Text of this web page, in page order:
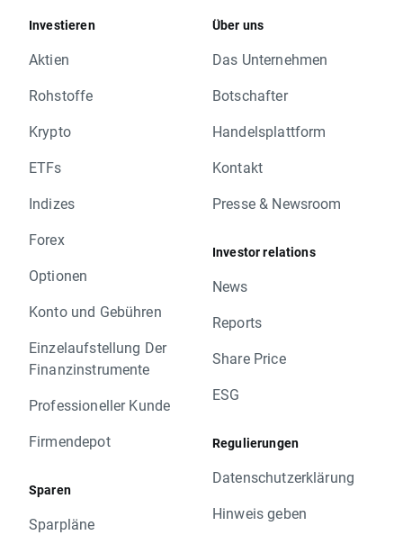
Investieren
Aktien
Rohstoffe
Krypto
ETFs
Indizes
Forex
Optionen
Konto und Gebühren
Einzelaufstellung Der
Finanzinstrumente
Professioneller Kunde
Firmendepot
Sparen
Sparpläne
Über uns
Das Unternehmen
Botschafter
Handelsplattform
Kontakt
Presse & Newsroom
Investor relations
News
Reports
Share Price
ESG
Regulierungen
Datenschutzerklärung
Hinweis geben